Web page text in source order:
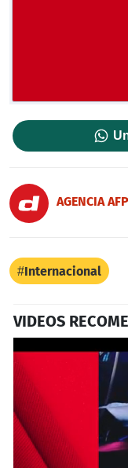
AGENCIA AFP
Internacional
VIDEOS